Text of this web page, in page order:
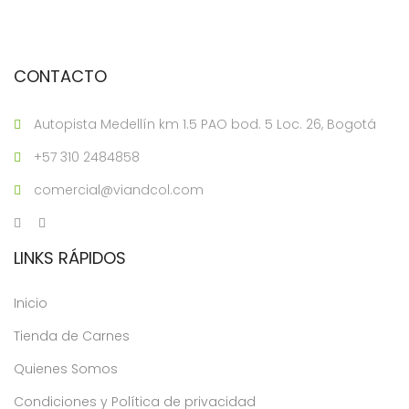
CONTACTO
Autopista Medellín km 1.5 PAO bod. 5 Loc. 26, Bogotá
+57 310 2484858
comercial@viandcol.com
LINKS RÁPIDOS
Inicio
Tienda de Carnes
Quienes Somos
Condiciones y Política de privacidad